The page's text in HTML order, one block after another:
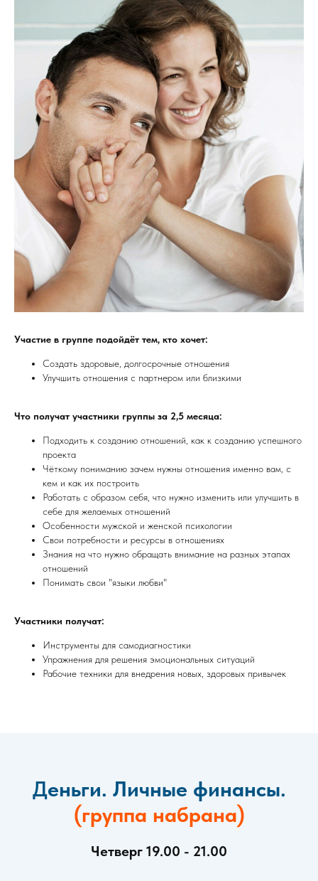
Участие в группе подойдёт тем, кто хочет:
Создать здоровые, долгосрочные отношения
Улучшить отношения с партнером или близкими
Что получат участники группы за 2,5 месяца:
Подходить к созданию отношений, как к созданию успешного
проекта
Чёткому пониманию зачем нужны отношения именно вам, с
кем и как их построить
Работать с образом себя, что нужно изменить или улучшить в
себе для желаемых отношений
Особенности мужской и женской психологии
Свои потребности и ресурсы в отношениях
Знания на что нужно обращать внимание на разных этапах
отношений
Понимать свои "языки любви"
Участники получат:
Инструменты для самодиагностики
Упражнения для решения эмоциональных ситуаций
Рабочие техники для внедрения новых, здоровых привычек
Деньги. Личные финансы.
(группа набрана)
Четверг 19.00 - 21.00